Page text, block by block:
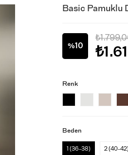
Basic Pamuklu
%10
Renk
Beden
1 (36-38) 2 (40-